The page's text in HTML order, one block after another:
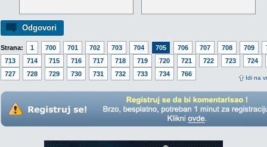
Odgovori
Strana: 1 700 701 702 703 704 705 706 707 708 709
713
714 715 716 717 718 719 720 721 722 723
724
727
728 729 730 731 732 733 734 766
Idi na